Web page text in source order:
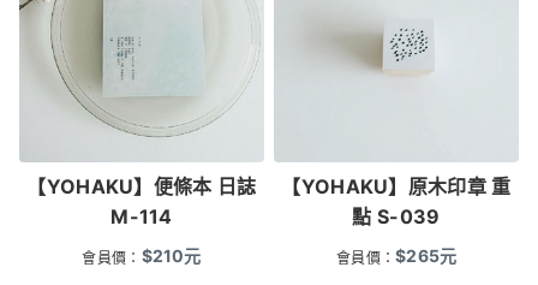
【YOHAKU】便條本 日誌
M-114
會員價： $210元
【YOHAKU】原木印章 重
點 S-039
會員價：$265元